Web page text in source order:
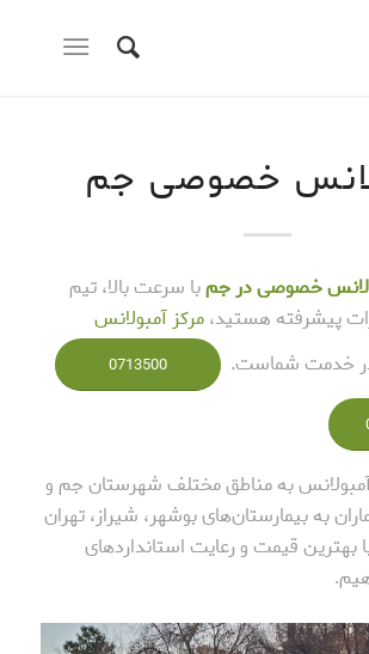
خصوصی جم
خصوصی در جمبا سرعت بالا، تیم
پیشرفته هستید،مرکز آمبولانس
خدمت شماست. 0713500
آمبولانس به مناطق مختلف شهرستان جم و
به بیمارستان‌های بوشهر، شیراز، تهران
بهترین قیمت و رعایت استانداردهای